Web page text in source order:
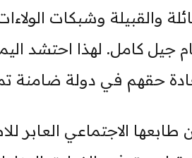
والقبيلة وشبكات
جيل كامل. لهذا احتشد
حقهم في دولة ضامنة
طابعها الاجتماعي